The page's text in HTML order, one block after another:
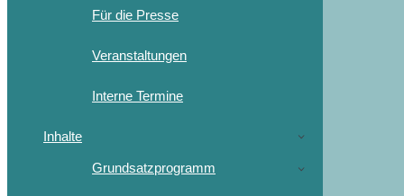
Für die Presse
Veranstaltungen
Interne Termine
Inhalte
Grundsatzprogramm